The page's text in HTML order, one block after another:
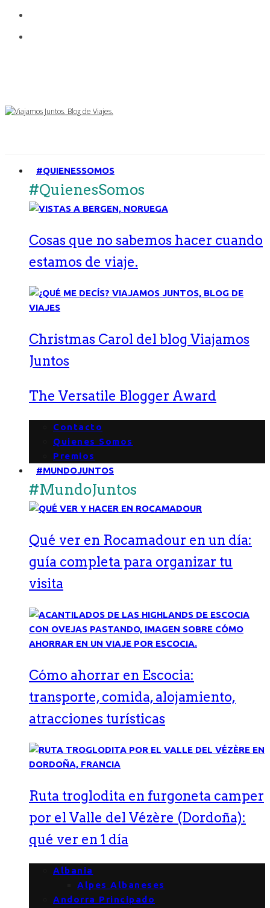
#QUIENESSOMOS
#QuienesSomos
Cosas que no sabemos hacer cuando
estamos de viaje.
Christmas Carol del blog Viajamos
Juntos
The Versatile Blogger Award
Contacto
Quienes Somos
Premios
#MUNDOJUNTOS
#MundoJuntos
Qué ver en Rocamadour en un día:
guía completa para organizar tu
visita
Cómo ahorrar en Escocia:
transporte, comida, alojamiento,
atracciones turísticas
Ruta troglodita en furgoneta camper
por el Valle del Vézère (Dordoña):
qué ver en 1 día
Albania
Alpes Albaneses
Andorra Principado